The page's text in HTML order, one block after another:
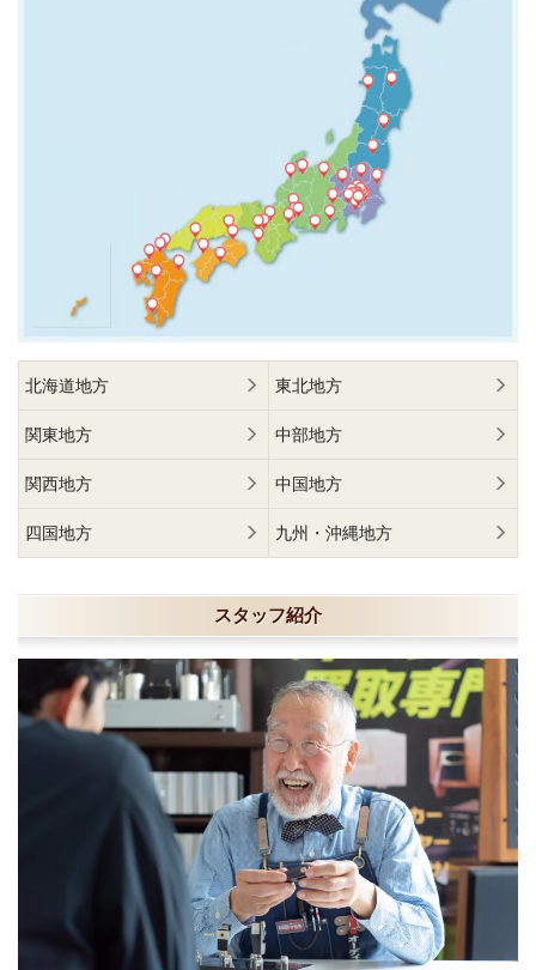
北海道地方 東北地方
関東地方 中部地方
関西地方 中国地方
四国地方 九州・沖縄地方
スタッフ紹介